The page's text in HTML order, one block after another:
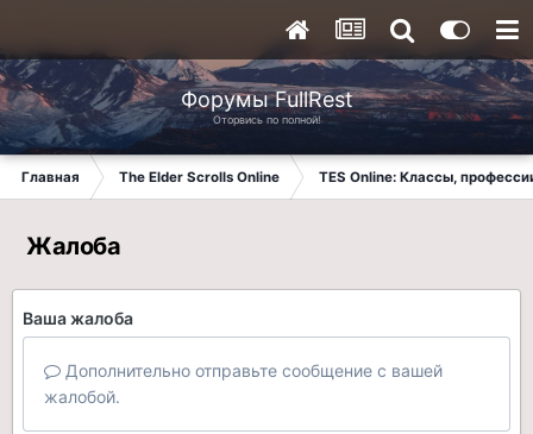
Форумы FullRest
Оторвись по полной!
Главная The Elder Scrolls Online TES Online: Классы,
Жалоба
Ваша жалоба
Дополнительно отправьте сообщение с вашей
жалобой.